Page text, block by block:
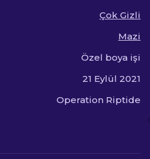
Çok Gizli
Mazi
Özel boya işi
21 Eylül 2021
Operation Riptide